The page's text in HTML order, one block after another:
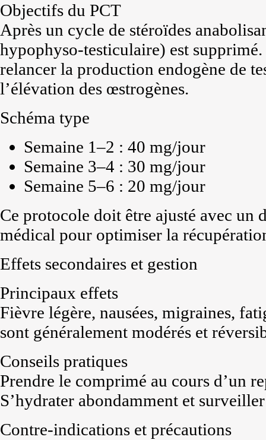
Objectifs du PCT
Après un cycle de stéroïdes
hypophyso-testiculaire) est
relancer la production endogène de
l’élévation des œstrogènes.
Schéma type
Semaine 1–2 : 40 mg/jour
Semaine 3–4 : 30 mg/jour
Semaine 5–6 : 20 mg/jour
Ce protocole doit être ajusté avec un
médical pour optimiser la
Effets secondaires et gestion
Principaux effets
Fièvre légère, nausées, migraines,
sont généralement modérés et
Conseils pratiques
Prendre le comprimé au cours d’un
S’hydrater abondamment et
Contre-indications et précautions